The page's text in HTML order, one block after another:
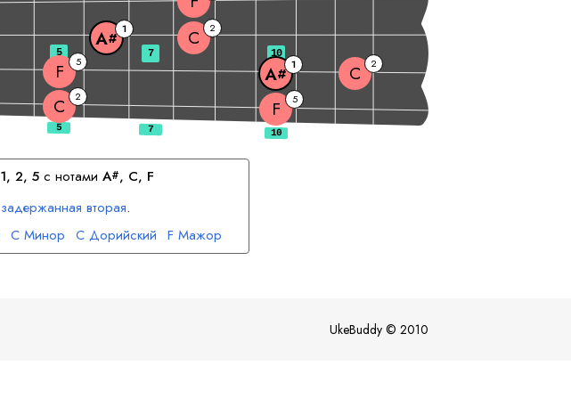
C 2
F 5
F 5
A# 1 C 2
A# 1 C 2
5 7 10
1, 2, 5с нотами A#, C, F
задержанная вторая.
C Минор C Дорийский F Мажор
UkeBuddy © 2010